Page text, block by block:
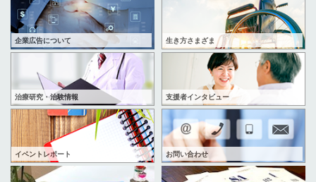
企業広告について 生き方さまざま
治療研究・治験情報 支援者インタビュー
イベントレポート お問い合わせ